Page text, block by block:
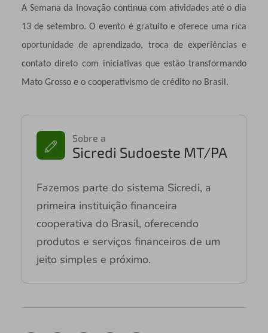
A Semana da Inovação continua com atividades até o dia
13 de setembro. O evento é gratuito e oferece uma rica
oportunidade de aprendizado, troca de experiências e
contato direto com iniciativas que estão transformando
Mato Grosso e o cooperativismo de crédito no Brasil.
Sobre a
Sicredi Sudoeste MT/PA
Fazemos parte do sistema Sicredi, a
primeira instituição financeira
cooperativa do Brasil, oferecendo
produtos e serviços financeiros de um
jeito simples e próximo.